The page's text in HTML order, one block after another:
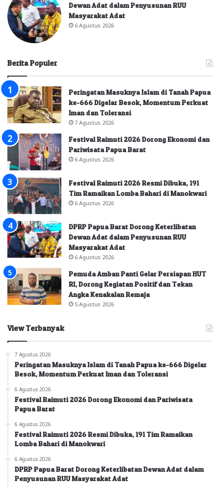
Dewan Adat dalam Penyusunan RUU
Masyarakat Adat
6 Agustus 2026
Berita Populer
Peringatan Masuknya Islam di Tanah Papua
ke-666 Digelar Besok, Momentum Perkuat
Iman dan Toleransi
7 Agustus 2026
Festival Raimuti 2026 Dorong Ekonomi dan
Pariwisata Papua Barat
6 Agustus 2026
Festival Raimuti 2026 Resmi Dibuka, 191
Tim Ramaikan Lomba Bahari di Manokwari
6 Agustus 2026
DPRP Papua Barat Dorong Keterlibatan
Dewan Adat dalam Penyusunan RUU
Masyarakat Adat
6 Agustus 2026
Pemuda Amban Panti Gelar Persiapan HUT
RI, Dorong Kegiatan Positif dan Tekan
Angka Kenakalan Remaja
5 Agustus 2026
View Terbanyak
7 Agustus 2026
Peringatan Masuknya Islam di Tanah Papua ke-666 Digelar
Besok, Momentum Perkuat Iman dan Toleransi
6 Agustus 2026
Festival Raimuti 2026 Dorong Ekonomi dan Pariwisata
Papua Barat
6 Agustus 2026
Festival Raimuti 2026 Resmi Dibuka, 191 Tim Ramaikan
Lomba Bahari di Manokwari
6 Agustus 2026
DPRP Papua Barat Dorong Keterlibatan Dewan Adat dalam
Penyusunan RUU Masyarakat Adat